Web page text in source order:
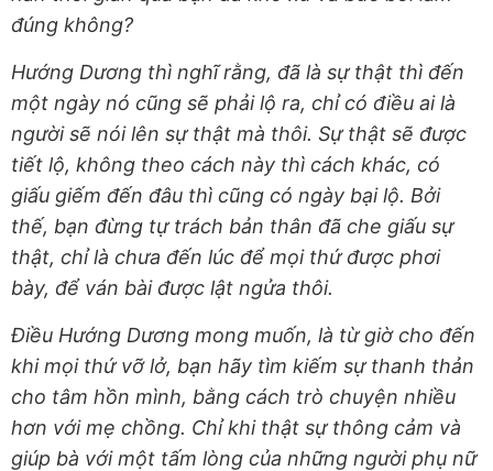
đúng không?
Hướng Dương thì nghĩ rằng, đã là sự thật thì đến
một ngày nó cũng sẽ phải lộ ra, chỉ có điều ai là
người sẽ nói lên sự thật mà thôi. Sự thật sẽ được
tiết lộ, không theo cách này thì cách khác, có
giấu giếm đến đâu thì cũng có ngày bại lộ. Bởi
thế, bạn đừng tự trách bản thân đã che giấu sự
thật, chỉ là chưa đến lúc để mọi thứ được phơi
bày, để ván bài được lật ngửa thôi.
Điều Hướng Dương mong muốn, là từ giờ cho đến
khi mọi thứ vỡ lở, bạn hãy tìm kiếm sự thanh thản
cho tâm hồn mình, bằng cách trò chuyện nhiều
hơn với mẹ chồng. Chỉ khi thật sự thông cảm và
giúp bà với một tấm lòng của những người phụ nữ